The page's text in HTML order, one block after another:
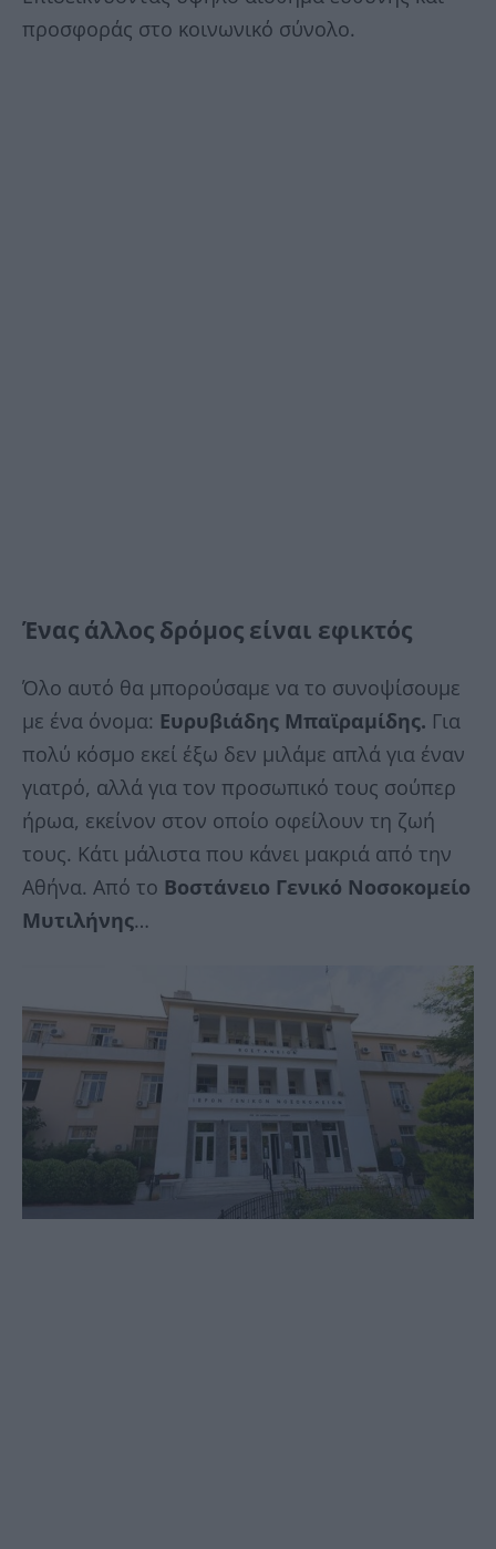
προσφοράς στο κοινωνικό σύνολο.
Ένας άλλος δρόμος είναι εφικτός
Όλο αυτό θα μπορούσαμε να το συνοψίσουμε
με ένα όνομα: Ευρυβιάδης Μπαϊραμίδης. Για
πολύ κόσμο εκεί έξω δεν μιλάμε απλά για έναν
γιατρό, αλλά για τον προσωπικό τους σούπερ
ήρωα, εκείνον στον οποίο οφείλουν τη ζωή
τους. Κάτι μάλιστα που κάνει μακριά από την
Αθήνα. Από το Βοστάνειο Γενικό Νοσοκομείο
Μυτιλήνης…